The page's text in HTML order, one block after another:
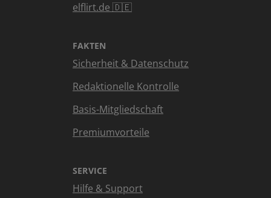
elflirt.de 🇩🇪
FAKTEN
Sicherheit & Datenschutz
Redaktionelle Kontrolle
Basis-Mitgliedschaft
Premiumvorteile
SERVICE
Hilfe & Support